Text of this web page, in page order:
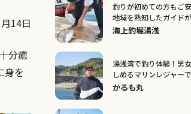
14日
分癒
身を
釣りが初めての方もご
地域を熟知したガイド
トします！
海上釣堀湯浅
湯浅湾で釣り体験！男
しめるマリンレジャー
かるも丸